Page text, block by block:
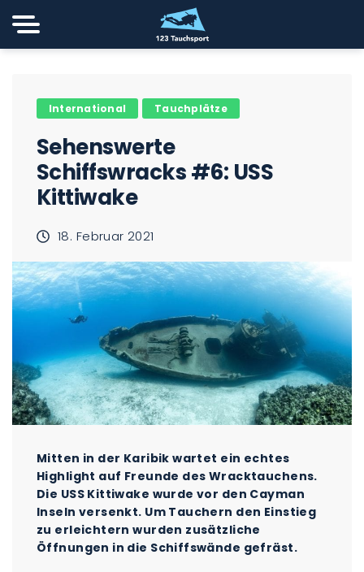
International Tauchplätze
Sehenswerte
Schiffswracks #6: USS
Kittiwake
18. Februar 2021
Mitten in der Karibik wartet ein echtes
Highlight auf Freunde des Wracktauchens.
Die USS Kittiwake wurde vor den Cayman
Inseln versenkt. Um Tauchern den Einstieg
zu erleichtern wurden zusätzliche
Öffnungen in die Schiffswände gefräst.